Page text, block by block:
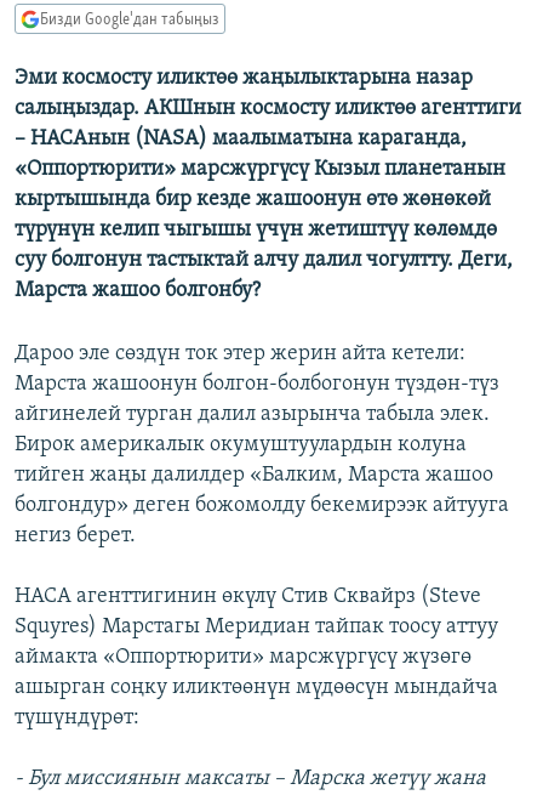
ДАНИСТЕ
ЭЖЕ-СИҢДИЛЕР
АЗАТТЫК+
ЫҢГАЙСЫЗ СУРООЛОР
Русский
ОНЛАЙН ШЕРИНЕ
ЭЕ/АРнун бардык сайттары
Бизди Google'дан табыңыз
Эми космосту иликтөө жаңылыктарына назар
салыңыздар. АКШнын космосту иликтөө агенттиги
– НАСАнын (NASA) маалыматына караганда,
«Оппортюрити» марсжүргүсү Кызыл планетанын
кыртышында бир кезде жашоонун өтө жөнөкөй
түрүнүн келип чыгышы үчүн жетиштүү көлөмдө
суу болгонун тастыктай алчу далил чогултту. Деги,
Марста жашоо болгонбу?
Дароо эле сөздүн ток этер жерин айта кетели:
Марста жашоонун болгон-болбогонун түздөн-түз
айгинелей турган далил азырынча табыла элек.
Бирок америкалык окумуштуулардын колуна
тийген жаңы далилдер «Балким, Марста жашоо
болгондур» деген божомолду бекемирээк айтууга
негиз берет.
НАСА агенттигинин өкүлү Стив Сквайрз (Steve
Squyres) Марстагы Меридиан тайпак тоосу аттуу
аймакта «Оппортюрити» марсжүргүсү жүзөгө
ашырган соңку иликтөөнүн мүдөөсүн мындайча
түшүндүрөт:
- Бул миссиянын максаты – Марска жетүү жана